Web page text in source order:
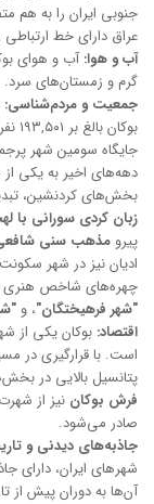
جنوبی ایران را به هم
عراق دارای خط
آب و هوا: آب و هوای
گرم و زمستان‌های سرد.
جمعیت و مردم‌شناسی:
جایگاه سومین شهر
دهه‌های اخیر به یکی
بخش‌های کردنشین،
زبان کردی سورانی با
پیرو مذهب سنی
ادیان نیز در شهر
چهره‌های شاخص هنری
"شهر فرهیختگان"، و
اقتصاد: بوکان یکی از
است. با قرارگیری در
پتانسیل بالایی در
فرش بوکان نیز از
صادر می‌شود.
جاذبه‌های دیدنی و
شهرهای ایران، دارای
آن‌ها به دوران پیش از